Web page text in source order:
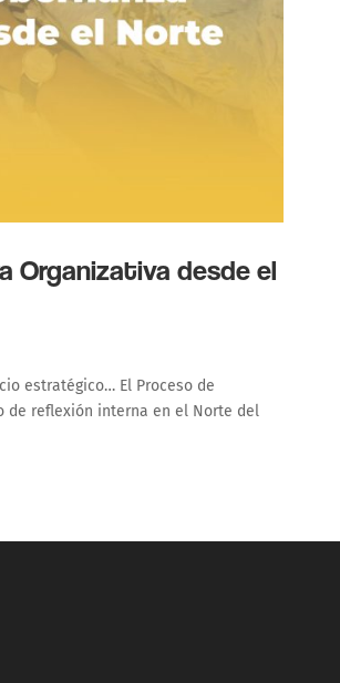
Organizativa desde el
estratégico… El Proceso de
de reflexión interna en el Norte del